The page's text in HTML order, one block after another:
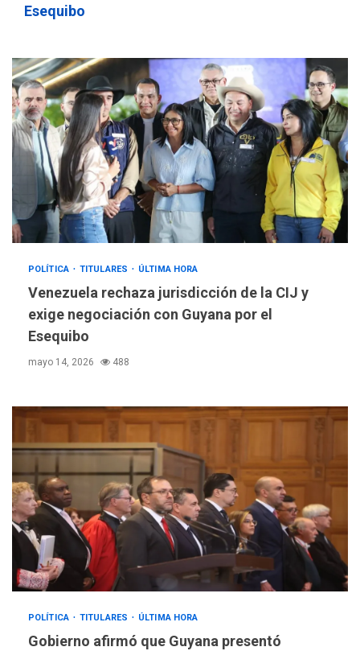
Esequibo
POLÍTICA TITULARES ÚLTIMA HORA
Venezuela rechaza jurisdicción de la CIJ y
exige negociación con Guyana por el
Esequibo
mayo 14, 2026 488
POLÍTICA TITULARES ÚLTIMA HORA
Gobierno afirmó que Guyana presentó